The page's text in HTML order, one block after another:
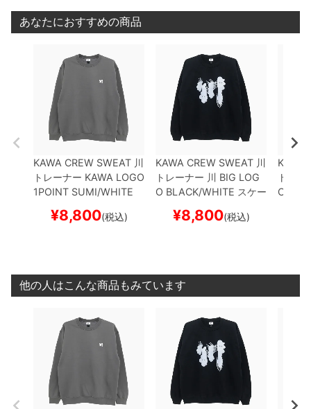
あなたにおすすめの商品
KAWA CREW SWEAT 川
トレーナー KAWA LOGO
1POINT SUMI/WHITE
スケボー
¥8,800(税込)
KAWA CREW SWEAT 川
トレーナー 川 BIG LOG
O BLACK/WHITE スケー
¥8,800(税込)
KAWA
トレー
O
他の人はこんな商品もみています